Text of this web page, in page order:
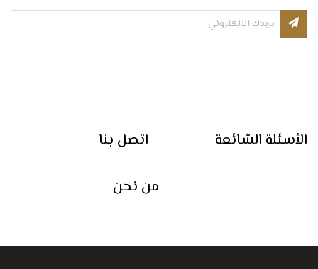
اتصل بنا الأسئلة الشائعة
من نحن